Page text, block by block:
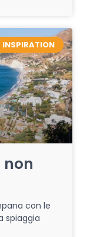
INSPIRATION
non
con le
spiaggia